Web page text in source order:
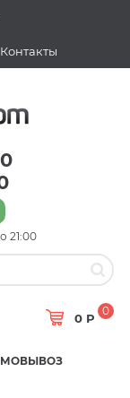
Контакты
21:00
0 Р
0